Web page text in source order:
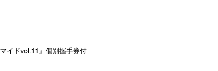
イドvol.11』個別握手券付